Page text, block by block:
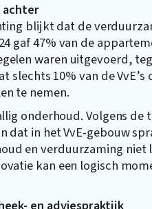
achter
blijkt dat de
gaf 47% van de
waren uitgevoerd,
10% van de
te nemen.
onderhoud. Volgens
dat in het VvE-gebouw
en verduurzaming
kan een logisch